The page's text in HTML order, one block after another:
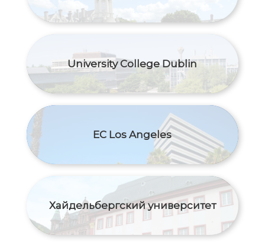
University College Dublin
EC Los Angeles
Хайдельбергский университет